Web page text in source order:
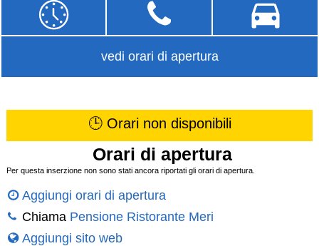
vedi orari di apertura
🕒 Orari non disponibili
Orari di apertura
Per questa inserzione non sono stati ancora riportati gli orari di apertura.
Aggiungi orari di apertura
Chiama Pensione Ristorante Meri
Aggiungi sito web